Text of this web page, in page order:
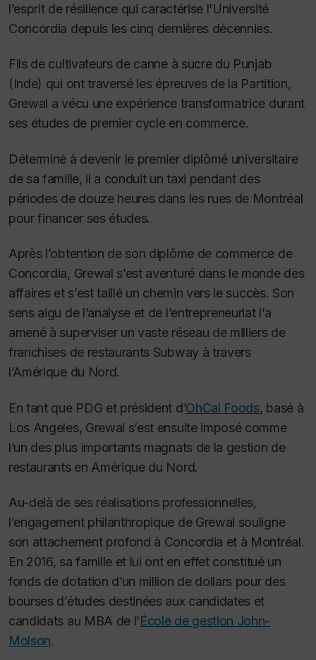
l’esprit de résilience qui caractérise l’Université
Concordia depuis les cinq dernières décennies.
Fils de cultivateurs de canne à sucre du Punjab
(Inde) qui ont traversé les épreuves de la Partition,
Grewal a vécu une expérience transformatrice durant
ses études de premier cycle en commerce.
Déterminé à devenir le premier diplômé universitaire
de sa famille, il a conduit un taxi pendant des
périodes de douze heures dans les rues de Montréal
pour financer ses études.
Après l’obtention de son diplôme de commerce de
Concordia, Grewal s’est aventuré dans le monde des
affaires et s’est taillé un chemin vers le succès. Son
sens aigu de l’analyse et de l’entrepreneuriat l’a
amené à superviser un vaste réseau de milliers de
franchises de restaurants Subway à travers
l’Amérique du Nord.
En tant que PDG et président d’OhCal Foods, basé à
Los Angeles, Grewal s’est ensuite imposé comme
l’un des plus importants magnats de la gestion de
restaurants en Amérique du Nord.
Au-delà de ses réalisations professionnelles,
l’engagement philanthropique de Grewal souligne
son attachement profond à Concordia et à Montréal.
En 2016, sa famille et lui ont en effet constitué un
fonds de dotation d’un million de dollars pour des
bourses d’études destinées aux candidates et
candidats au MBA de l’École de gestion John-
Molson.